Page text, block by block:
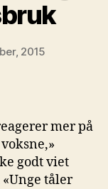
2015
mer på
godt viet
tåler